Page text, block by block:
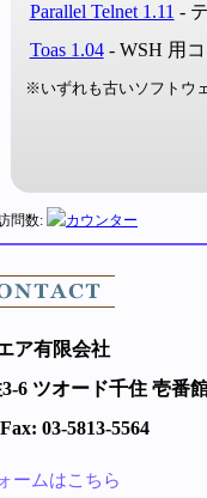
Parallel Telnet 1.11 -
Toas 1.04- WSH 用
※いずれも古いソフトウ
問数:
ア有限会社
6 ツオード千住 壱番
03-5813-5564
ームはこちら